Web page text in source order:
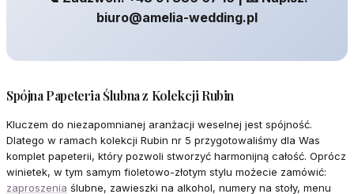
biuro@amelia-wedding.pl
Spójna Papeteria Ślubna z Kolekcji Rubin
Kluczem do niezapomnianej aranżacji weselnej jest spójność.
Dlatego w ramach kolekcji Rubin nr 5 przygotowaliśmy dla Was
komplet papeterii, który pozwoli stworzyć harmonijną całość. Oprócz
winietek, w tym samym fioletowo-złotym stylu możecie zamówić:
zaproszenia ślubne, zawieszki na alkohol, numery na stoły, menu